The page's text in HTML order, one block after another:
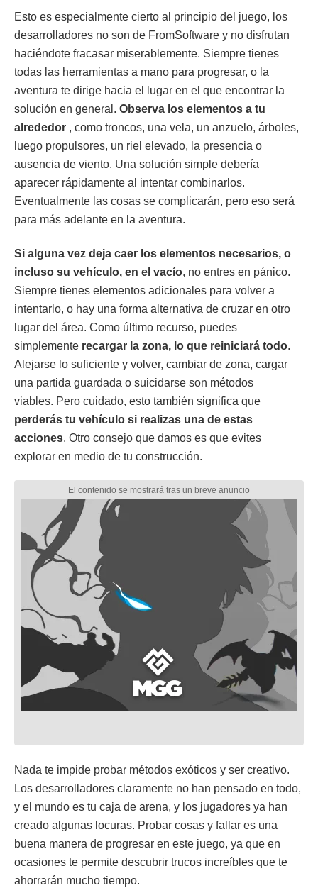
Esto es especialmente cierto al principio del juego, los
desarrolladores no son de FromSoftware y no disfrutan
haciéndote fracasar miserablemente. Siempre tienes
todas las herramientas a mano para progresar, o la
aventura te dirige hacia el lugar en el que encontrar la
solución en general. Observa los elementos a tu
alrededor , como troncos, una vela, un anzuelo, árboles,
luego propulsores, un riel elevado, la presencia o
ausencia de viento. Una solución simple debería
aparecer rápidamente al intentar combinarlos.
Eventualmente las cosas se complicarán, pero eso será
para más adelante en la aventura.
Si alguna vez deja caer los elementos necesarios, o
incluso su vehículo, en el vacío, no entres en pánico.
Siempre tienes elementos adicionales para volver a
intentarlo, o hay una forma alternativa de cruzar en otro
lugar del área. Como último recurso, puedes
simplemente recargar la zona, lo que reiniciará todo.
Alejarse lo suficiente y volver, cambiar de zona, cargar
una partida guardada o suicidarse son métodos
viables. Pero cuidado, esto también significa que
perderás tu vehículo si realizas una de estas
acciones. Otro consejo que damos es que evites
explorar en medio de tu construcción.
Nada te impide probar métodos exóticos y ser creativo.
Los desarrolladores claramente no han pensado en todo,
y el mundo es tu caja de arena, y los jugadores ya han
creado algunas locuras. Probar cosas y fallar es una
buena manera de progresar en este juego, ya que en
ocasiones te permite descubrir trucos increíbles que te
ahorrarán mucho tiempo.